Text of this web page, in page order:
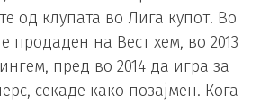
од клупата во Лига купот. Во
продаден на Вест хем, во 2013
пред во 2014 да игра за
секаде како позајмен. Кога